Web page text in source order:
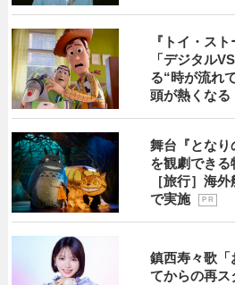
『トイ・ス
「デジタル
る“時が流れ
頭が熱くなる
舞台『となり
を観劇でき
［旅行］海
で実施
P R
鎮西寿々歌「
てからの再